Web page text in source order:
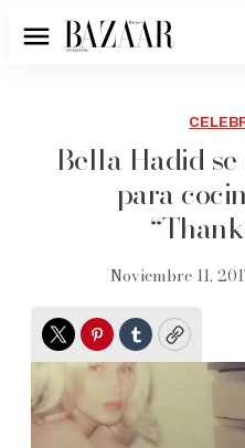
Menú
Bella Hadid
para
Noviembre 11,
TwitterPinterest
TumblrCopy